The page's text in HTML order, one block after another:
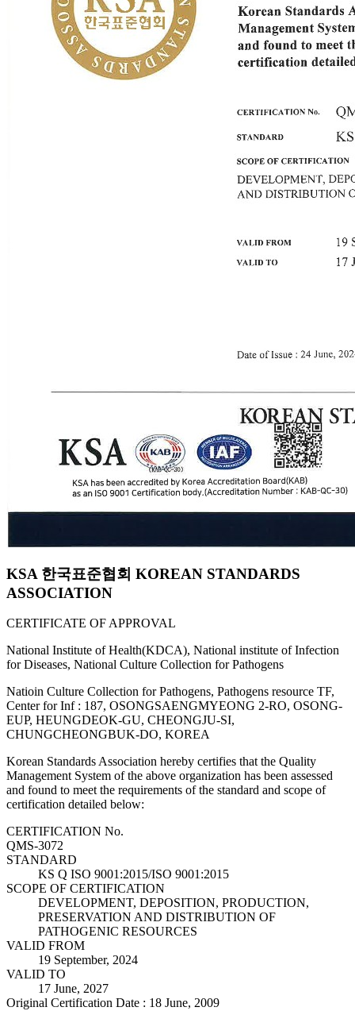
KSA 한국표준협회 KOREAN STANDARDS
ASSOCIATION
CERTIFICATE OF APPROVAL
National Institute of Health(KDCA), National institute of Infection
for Diseases, National Culture Collection for Pathogens
Natioin Culture Collection for Pathogens, Pathogens resource TF,
Center for Inf : 187, OSONGSAENGMYEONG 2-RO, OSONG-
EUP, HEUNGDEOK-GU, CHEONGJU-SI,
CHUNGCHEONGBUK-DO, KOREA
Korean Standards Association hereby certifies that the Quality
Management System of the above organization has been assessed
and found to meet the requirements of the standard and scope of
certification detailed below:
CERTIFICATION No.
QMS-3072
STANDARD
KS Q ISO 9001:2015/ISO 9001:2015
SCOPE OF CERTIFICATION
DEVELOPMENT, DEPOSITION, PRODUCTION,
PRESERVATION AND DISTRIBUTION OF
PATHOGENIC RESOURCES
VALID FROM
19 September, 2024
VALID TO
17 June, 2027
Original Certification Date : 18 June, 2009